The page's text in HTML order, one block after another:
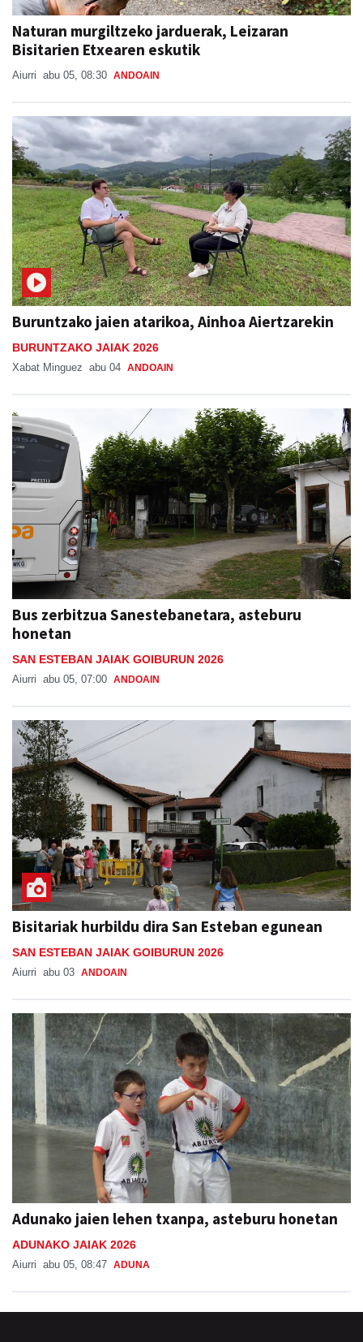
Naturan murgiltzeko jarduerak, Leizaran
Bisitarien Etxearen eskutik
Aiurri abu 05, 08:30 ANDOAIN
Buruntzako jaien atarikoa, Ainhoa Aiertzarekin
BURUNTZAKO JAIAK 2026
Xabat Minguez abu 04 ANDOAIN
Bus zerbitzua Sanestebanetara, asteburu
honetan
SAN ESTEBAN JAIAK GOIBURUN 2026
Aiurri abu 05, 07:00 ANDOAIN
Bisitariak hurbildu dira San Esteban egunean
SAN ESTEBAN JAIAK GOIBURUN 2026
Aiurri abu 03 ANDOAIN
Adunako jaien lehen txanpa, asteburu honetan
ADUNAKO JAIAK 2026
Aiurri abu 05, 08:47 ADUNA